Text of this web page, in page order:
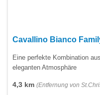
Cavallino Bianco
Eine perfekte Kombination
eleganten Atmosphäre
4,3 km (Entfernung von